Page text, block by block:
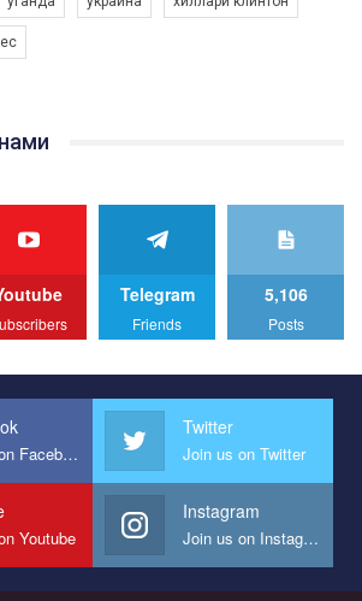
з насильством проти ЛГБТ в Україні.
нас - просто натисни "лайк" під
programme for the development of
and ask to help us implement our plan
to press "Like" below the video.
ролик от команды "Гей-альянс
развития организации.
нас и помочь нам реализовать
с насилием и дискриминацией на почве
сделать - это зайти на наш канал YouTube
лайк под видео.
Telegram
Friends
5,106
Posts
Join us on Facebook
Twitter
Join us on Twitter
Youtube
Instagram
Join us on Instagram